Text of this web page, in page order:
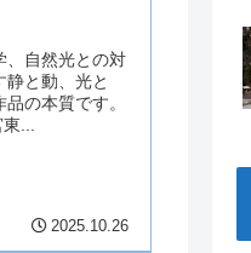
、自然光との対
と動、光と
の本質です。
...
2025.10.26